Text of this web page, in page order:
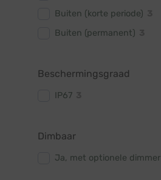
Buiten (korte periode)
Buiten (permanent)
Beschermingsgraad
IP67
Dimbaar
Ja, met optionele dimmer